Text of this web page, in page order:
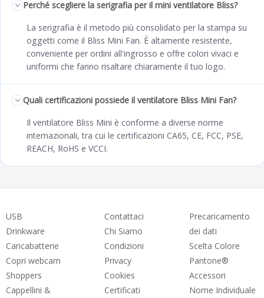
Perché scegliere la serigrafia per il mini ventilatore Bliss?
La serigrafia è il metodo più consolidato per la stampa su
oggetti come il Bliss Mini Fan. È altamente resistente,
conveniente per ordini all'ingrosso e offre colori vivaci e
uniformi che fanno risaltare chiaramente il tuo logo.
Quali certificazioni possiede il ventilatore Bliss Mini Fan?
Il ventilatore Bliss Mini è conforme a diverse norme
internazionali, tra cui le certificazioni CA65, CE, FCC, PSE,
REACH, RoHS e VCCI.
USB
Drinkware
Caricabatterie
Copri webcam
Shoppers
Cappellini &
Contattaci
Chi Siamo
Condizioni
Privacy
Cookies
Certificati
Precaricamento
dei dati
Scelta Colore
Pantone®
Accessori
Nome Individuale